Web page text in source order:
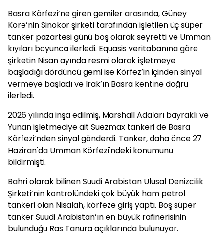
Basra Körfezi’ne giren gemiler arasında, Güney
Kore’nin Sinokor şirketi tarafından işletilen üç süper
tanker pazartesi günü boş olarak seyretti ve Umman
kıyıları boyunca ilerledi. Equasis veritabanına göre
şirketin Nisan ayında resmi olarak işletmeye
başladığı dördüncü gemi ise Körfez’in içinden sinyal
vermeye başladı ve Irak’ın Basra kentine doğru
ilerledi.
2026 yılında inşa edilmiş, Marshall Adaları bayraklı ve
Yunan işletmeciye ait Suezmax tankeri de Basra
Körfezi’nden sinyal gönderdi. Tanker, daha önce 27
Haziran'da Umman Körfezi'ndeki konumunu
bildirmişti.
Bahri olarak bilinen Suudi Arabistan Ulusal Denizcilik
Şirketi’nin kontrolündeki çok büyük ham petrol
tankeri olan Nisalah, körfeze giriş yaptı. Boş süper
tanker Suudi Arabistan’ın en büyük rafinerisinin
bulunduğu Ras Tanura açıklarında bulunuyor.